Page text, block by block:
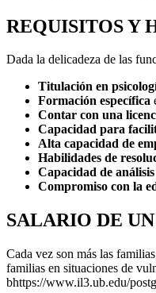
REQUISITOS Y
Dada la delicadeza de las
Titulación en
Formación específica
Contar con una
Capacidad para
Alta capacidad de
Habilidades de
Capacidad de
Compromiso con la
SALARIO DE UN
Cada vez son más las
familias en situaciones de
bhttps://www.il3.ub.edu/